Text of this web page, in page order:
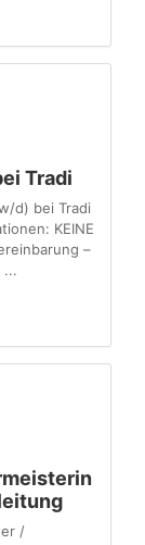
Tradi
d) bei Tradi
KEINE
–
...
/